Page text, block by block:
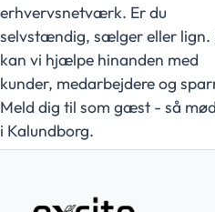
erhvervsnetværk. Er du
selvstændig, sælger eller lign.
kan vi hjælpe hinanden med
kunder, medarbejdere og
Meld dig til som gæst - så
i Kalundborg.